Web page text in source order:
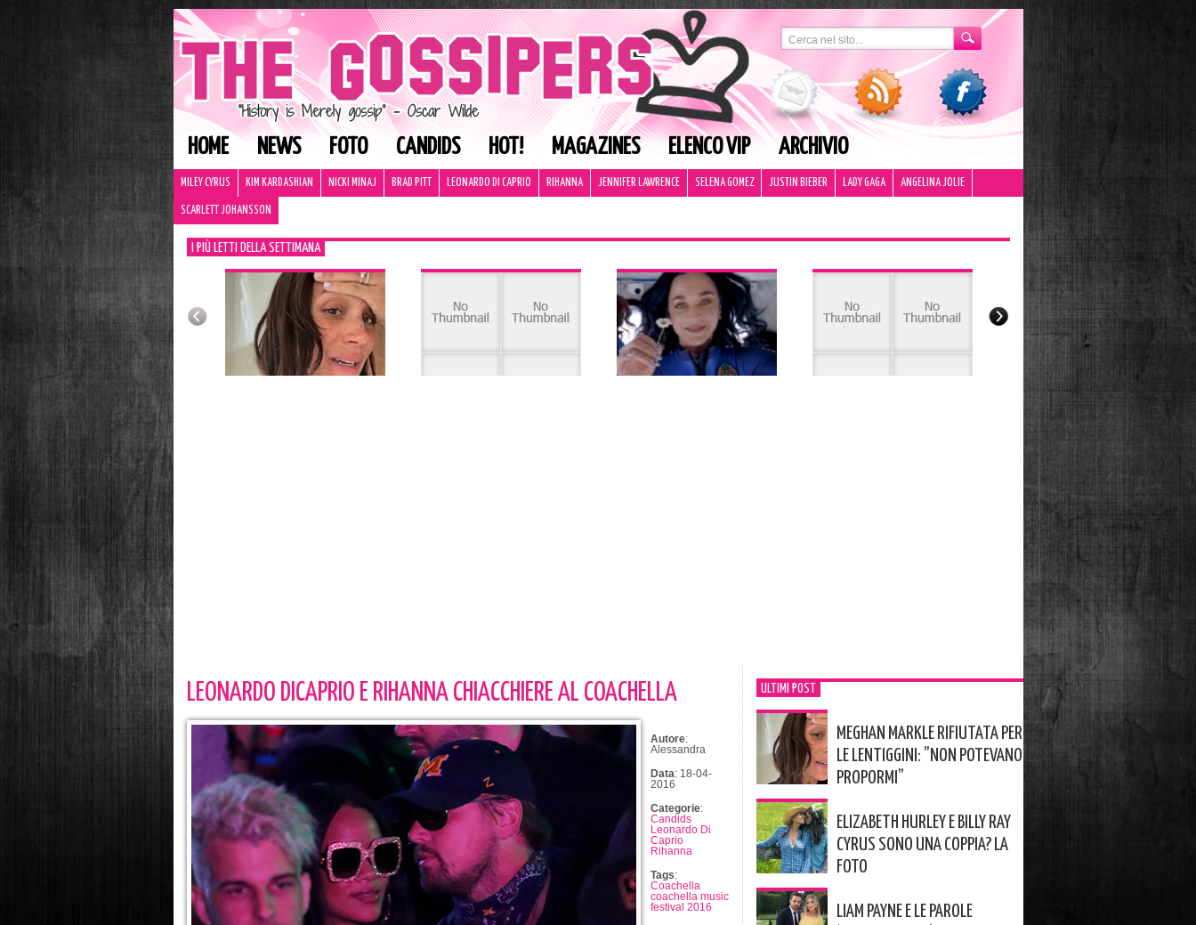
HOME NEWS FOTO CANDIDS HOT! MAGAZINES ELENCO VIP ARCHIVIO
MILEY CYRUS KIM KARDASHIAN NICKI MINAJ BRAD PITT LEONARDO DI CAPRIO RIHANNA JENNIFER LAWRENCE SELENA GOMEZ JUSTIN BIEBER LADY GAGA ANGELINA JOLIE
SCARLETT JOHANSSON
I PIÙ LETTI DELLA SETTIMANA
LEONARDO DICAPRIO E RIHANNA CHIACCHIERE AL COACHELLA
Autore:
Alessandra
Data: 18-04-
2016
Categorie:
Candids
Leonardo Di
Caprio
Rihanna
Tags:
Coachella
coachella music
festival 2016
ULTIMI POST
MEGHAN MARKLE RIFIUTATA PER
LE LENTIGGINI: ”NON POTEVANO
PROPORMI”
ELIZABETH HURLEY E BILLY RAY
CYRUS SONO UNA COPPIA? LA
FOTO
LIAM PAYNE E LE PAROLE